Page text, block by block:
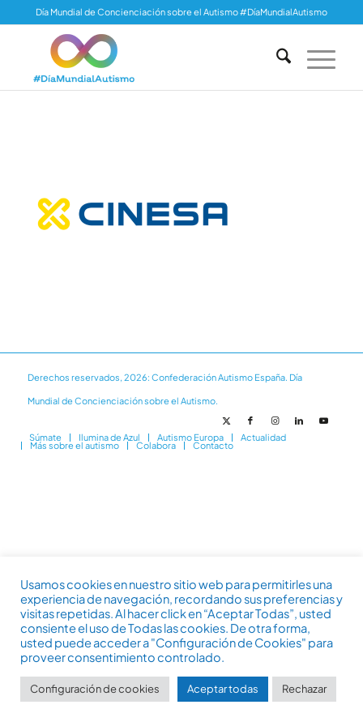
Día Mundial de Concienciación sobre el Autismo #DíaMundialAutismo
Derechos reservados, 2026: Confederación Autismo España. Día
Mundial de Concienciación sobre el Autismo.
Súmate Ilumina de Azul Autismo Europa Actualidad
Más sobre el autismo Colabora Contacto
Usamos cookies en nuestro sitio web para permitirles una
experiencia de navegación, recordando sus preferencias y
visitas repetidas. Al hacer click en “Aceptar Todas”, usted
consiente el uso de Todas las cookies. De otra forma,
usted puede acceder a "Configuración de Cookies" para
proveer consentimiento controlado.
Configuración de cookies Aceptar todas Rechazar